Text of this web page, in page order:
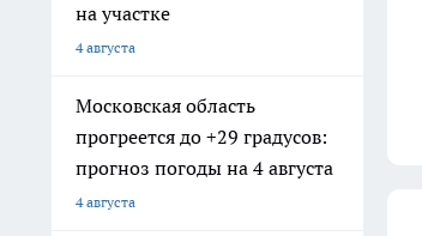
на участке
4 августа
Московская область
прогреется до +29 градусов:
прогноз погоды на 4 августа
4 августа